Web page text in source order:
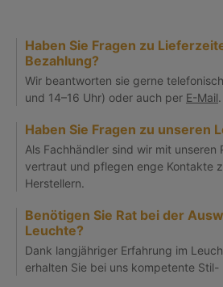
Haben Sie Fragen zu
Bezahlung?
Wir beantworten sie gerne
und 14–16 Uhr) oder auch per E-Mail.
Haben Sie Fragen zu unseren
Als Fachhändler sind wir mit unseren
vertraut und pflegen enge Kontakte
Herstellern.
Benötigen Sie Rat bei der
Leuchte?
Dank langjähriger Erfahrung im
erhalten Sie bei uns kompetente